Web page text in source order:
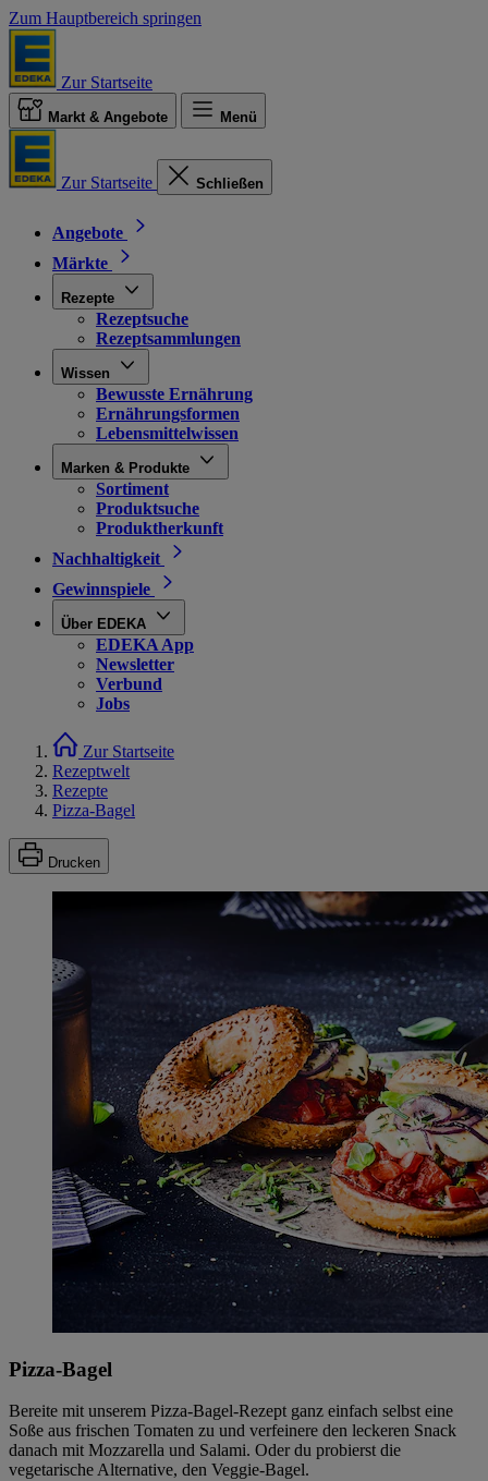
Zum Hauptbereich springen
Zur Startseite
Markt & Angebote Menü
Zur Startseite Schließen
Angebote
Märkte
Rezepte
Rezeptsuche
Rezeptsammlungen
Wissen
Bewusste Ernährung
Ernährungsformen
Lebensmittelwissen
Marken & Produkte
Sortiment
Produktsuche
Produktherkunft
Nachhaltigkeit
Gewinnspiele
Über EDEKA
EDEKA App
Newsletter
Verbund
Jobs
Zur Startseite
Rezeptwelt
Rezepte
Pizza-Bagel
Drucken
Pizza-Bagel
Bereite mit unserem Pizza-Bagel-Rezept ganz einfach selbst eine
Soße aus frischen Tomaten zu und verfeinere den leckeren Snack
danach mit Mozzarella und Salami. Oder du probierst die
vegetarische Alternative, den Veggie-Bagel.